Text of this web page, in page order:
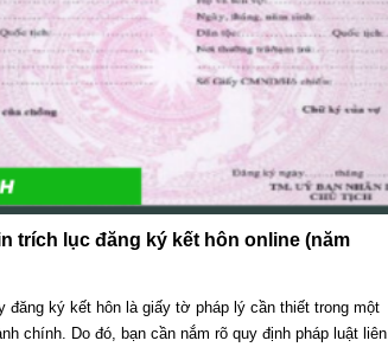
trích lục đăng ký kết hôn online (năm
đăng ký kết hôn là giấy tờ pháp lý cần thiết trong một
chính. Do đó, bạn cần nắm rõ quy định pháp luật liên